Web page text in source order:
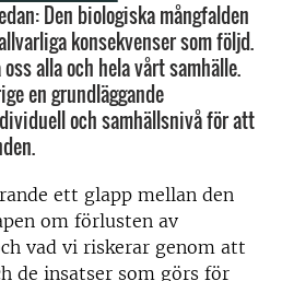
Den biologiska mångfalden
konsekvenser som följd.
alla och hela vårt samhälle.
en grundläggande
och samhällsnivå för att
ett glapp mellan den
om förlusten av
vad vi riskerar genom att
de insatser som görs för